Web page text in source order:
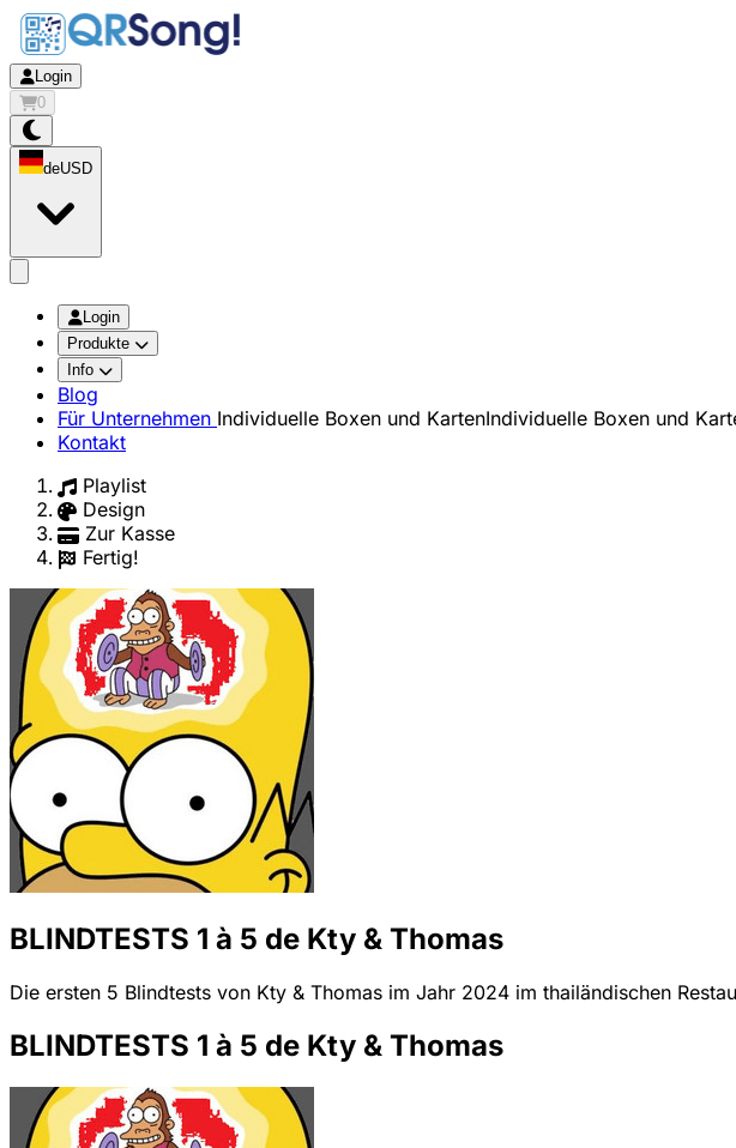
Login
0
deUSD
Login
Produkte
Info
Blog
Für Unternehmen Individuelle Boxen und KartenIndividuelle Boxen und
Kontakt
Playlist
Design
Zur Kasse
Fertig!
BLINDTESTS 1 à 5 de Kty & Thomas
Die ersten 5 Blindtests von Kty & Thomas im Jahr 2024 im thailändischen
BLINDTESTS 1 à 5 de Kty & Thomas